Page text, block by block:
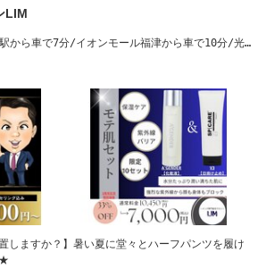
LIM
から車で7分/イオンモール福津から車で10分/光
しますか？】暑い夏に堂々とハーフパンツを履け
★